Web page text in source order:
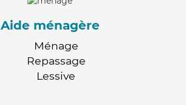
Aide ménagère
Ménage
Repassage
Lessive